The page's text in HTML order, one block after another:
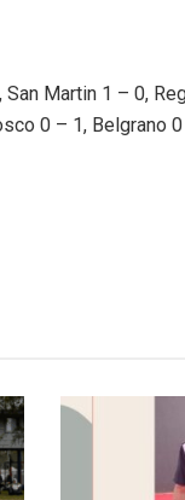
Martin 1 – 0,
0 – 1, Belgrano 0